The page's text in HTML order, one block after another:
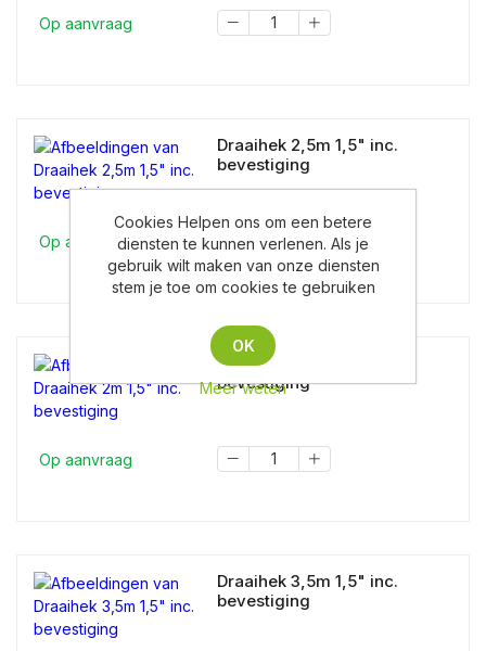
Op aanvraag
Op aanvraag
Draaihek 2,5m 1,5" inc.
bevestiging
Op aanvraag
Draaihek 2m 1,5" inc.
bevestiging
Draaihek 3,5m 1,5" inc.
bevestiging
Cookies Helpen ons om een betere
diensten te kunnen verlenen. Als je
gebruik wilt maken van onze diensten
stem je toe om cookies te gebruiken
OK
Meer weten